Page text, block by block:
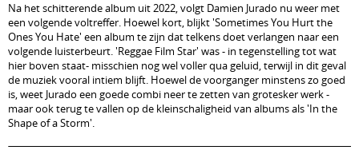
Na het schitterende album uit 2022, volgt Damien Jurado nu weer met
een volgende voltreffer. Hoewel kort, blijkt 'Sometimes You Hurt the
Ones You Hate' een album te zijn dat telkens doet verlangen naar een
volgende luisterbeurt. 'Reggae Film Star' was - in tegenstelling tot wat
hier boven staat- misschien nog wel voller qua geluid, terwijl in dit geval
de muziek vooral intiem blijft. Hoewel de voorganger minstens zo goed
is, weet Jurado een goede combi neer te zetten van grotesker werk -
maar ook terug te vallen op de kleinschaligheid van albums als 'In the
Shape of a Storm'.